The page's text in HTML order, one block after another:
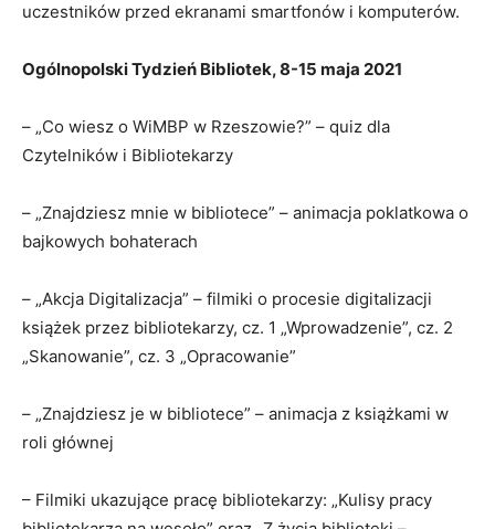
uczestników przed ekranami smartfonów i komputerów.
Ogólnopolski Tydzień Bibliotek, 8-15 maja 2021
– „Co wiesz o WiMBP w Rzeszowie?” – quiz dla
Czytelników i Bibliotekarzy
– „Znajdziesz mnie w bibliotece” – animacja poklatkowa o
bajkowych bohaterach
– „Akcja Digitalizacja” – filmiki o procesie digitalizacji
książek przez bibliotekarzy, cz. 1 „Wprowadzenie”, cz. 2
„Skanowanie”, cz. 3 „Opracowanie”
– „Znajdziesz je w bibliotece” – animacja z książkami w
roli głównej
– Filmiki ukazujące pracę bibliotekarzy: „Kulisy pracy